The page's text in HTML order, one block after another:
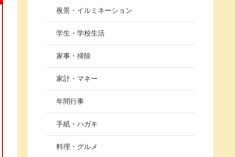
夜景・イルミネーション
学生・学校生活
家事・掃除
家計・マネー
年間行事
手紙・ハガキ
料理・グルメ